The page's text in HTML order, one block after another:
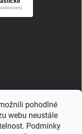
pohodlné
webu neustále
Podmínky